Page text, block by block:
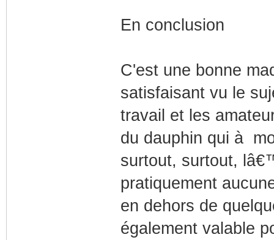
En conclusion
C'est une bonne
satisfaisant vu le
travail et les
du dauphin qui à
surtout, surtout,
pratiquement
en dehors de
également valable